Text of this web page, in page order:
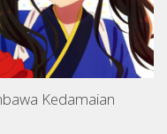
Kedamaian